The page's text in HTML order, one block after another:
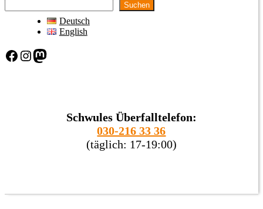
Suchen
Deutsch
English
Facebook Instagram Mastodon
Schwules Überfalltelefon:
030-216 33 36
(täglich: 17-19:00)